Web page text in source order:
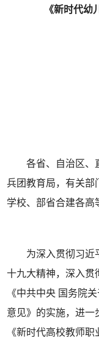
《新时代幼
各省、自治区、
兵团教育局，有关部
学校、部省合建各高
为深入贯彻习近
十九大精神，深入贯
《中共中央 国务院
意见》的实施，进一
《新时代高校教师